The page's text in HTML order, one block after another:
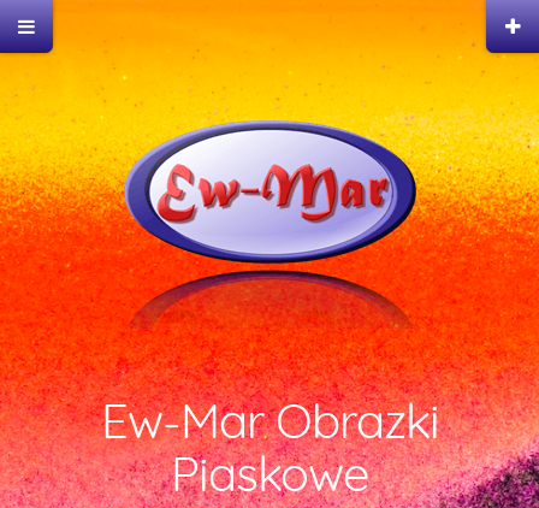
Ew-Mar Obrazki
Piaskowe